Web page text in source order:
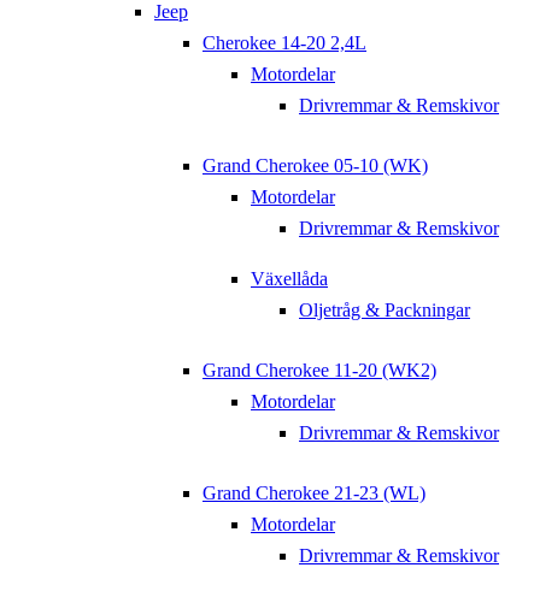
Jeep
Cherokee 14-20 2,4L
Motordelar
Drivremmar & Remskivor
Grand Cherokee 05-10 (WK)
Motordelar
Drivremmar & Remskivor
Växellåda
Oljetråg & Packningar
Grand Cherokee 11-20 (WK2)
Motordelar
Drivremmar & Remskivor
Grand Cherokee 21-23 (WL)
Motordelar
Drivremmar & Remskivor